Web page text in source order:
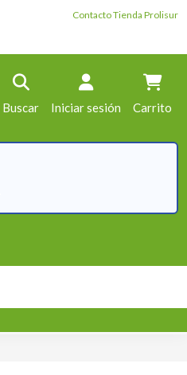
Contacto Tienda Prolisur
Buscar Iniciar sesión Carrito